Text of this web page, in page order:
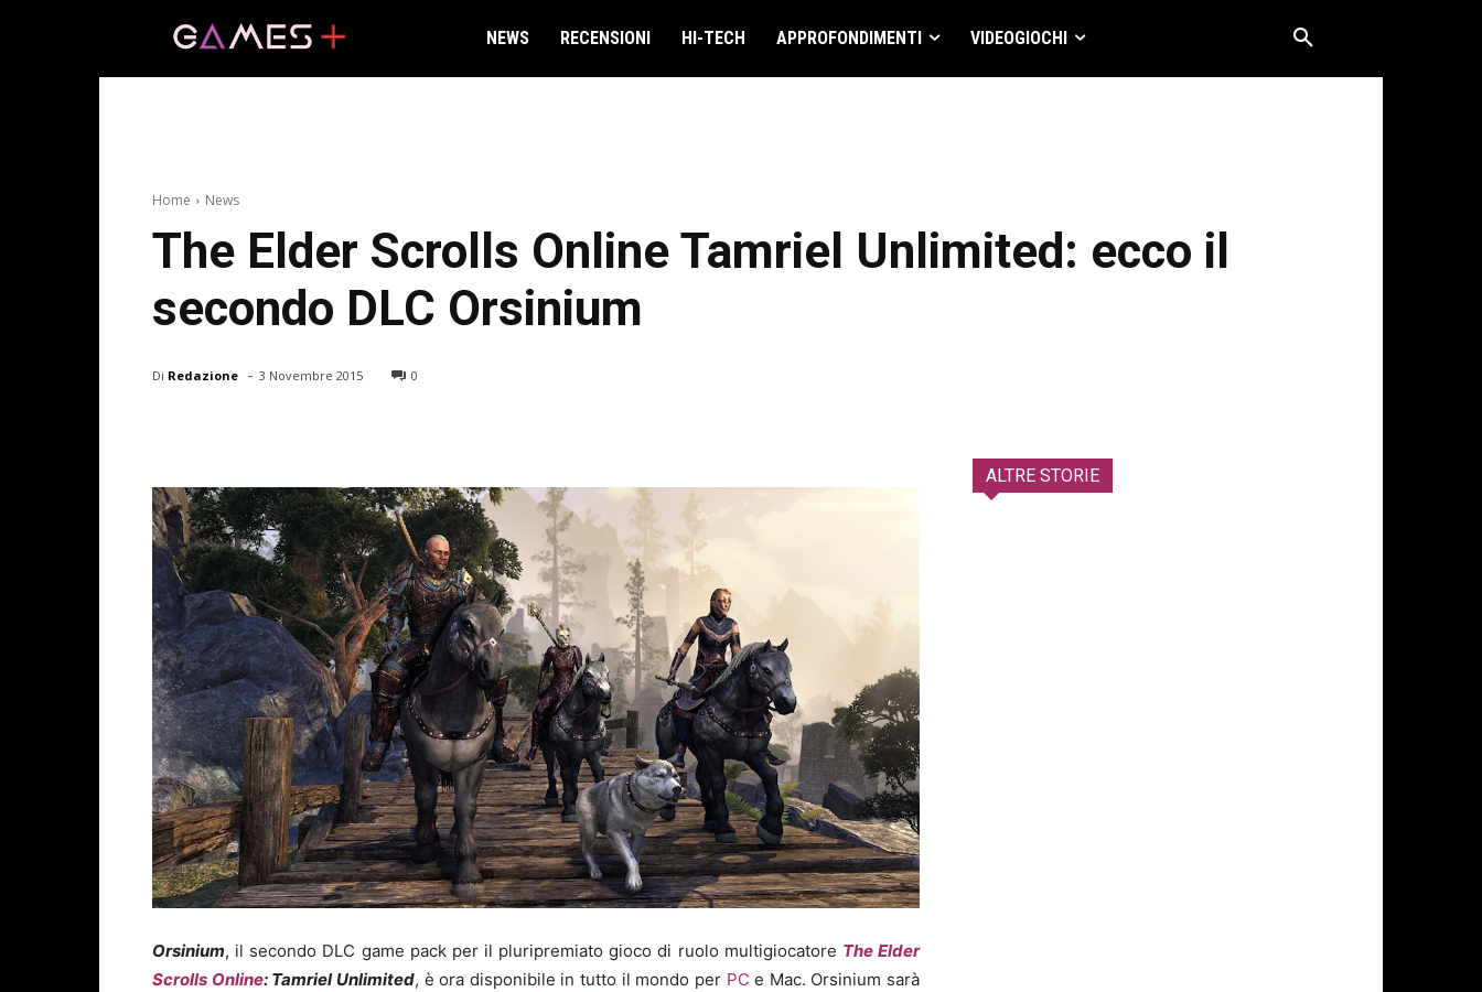
NEWS RECENSIONI HI-TECH APPROFONDIMENTI VIDEOGIOCHI
Home News
The Elder Scrolls Online Tamriel Unlimited: ecco il
secondo DLC Orsinium
Di Redazione - 3 Novembre 2015 0
Orsinium, il secondo DLC game pack per il pluripremiato gioco di ruolo multigiocatore The Elder
Scrolls Online: Tamriel Unlimited, è ora disponibile in tutto il mondo per PC e Mac. Orsinium sarà
ALTRE STORIE